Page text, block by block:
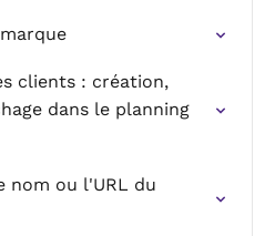
clients : création,
dans le planning
nom ou l'URL du